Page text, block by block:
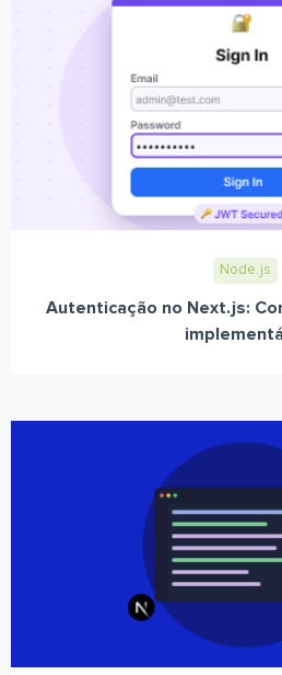
Node.js
Autenticação no Next.js: